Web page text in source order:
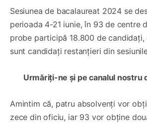
Sesiunea de bacalaureat 2024 se
perioada 4-21 iunie, în 93 de centre
probe participă 18.800 de candidați,
sunt candidați restanțieri din
Urmăriți-ne și pe canalul nostru
Amintim că, patru absolvenți vor
zece din oficiu, iar 93 vor obține